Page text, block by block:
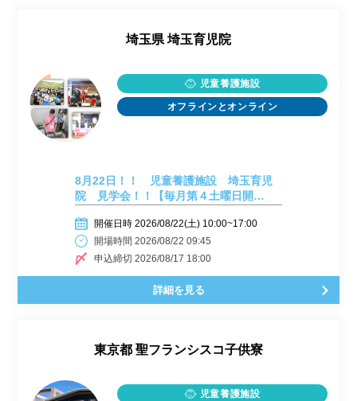
埼玉県 埼玉育児院
児童養護施設
オフラインとオンライン
8月22日！！ 児童養護施設 埼玉育児
院 見学会！！【毎月第４土曜日開
開催日時 2026/08/22(土) 10:00~17:00
開場時間 2026/08/22 09:45
申込締切 2026/08/17 18:00
詳細を見る
東京都 聖フランシスコ子供寮
児童養護施設